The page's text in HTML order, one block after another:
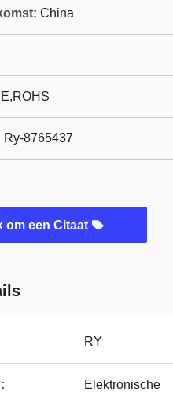
China
Ry-8765437
om een Citaat
RY
Elektronische